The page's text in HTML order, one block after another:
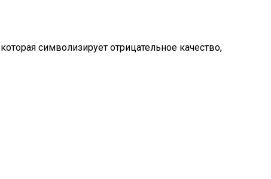
символизирует отрицательное качество,